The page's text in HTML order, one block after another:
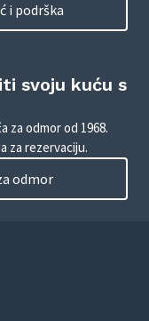
i podrška
svoju kuću s
za odmor od 1968.
za rezervaciju.
odmor